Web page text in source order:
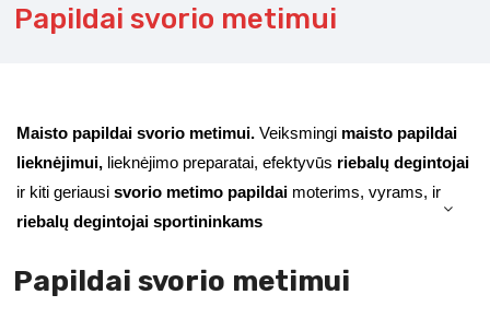
Papildai svorio metimui
Maisto papildai svorio metimui. Veiksmingi maisto papildai
lieknėjimui, lieknėjimo preparatai, efektyvūs riebalų degintojai
ir kiti geriausi svorio metimo papildai moterims, vyrams, ir
riebalų degintojai sportininkams
Papildai svorio metimui